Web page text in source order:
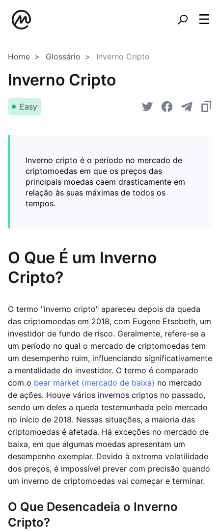
Home Glossário Inverno Cripto
Inverno Cripto
Easy
Inverno cripto é o período no mercado de
criptomoedas em que os preços das
principais moedas caem drasticamente em
relação às suas máximas de todos os
tempos.
O Que É um Inverno
Cripto?
O termo "inverno cripto" apareceu depois da queda
das criptomoedas em 2018, com Eugene Etsebeth, um
investidor de fundo de risco. Geralmente, refere-se a
um período no qual o mercado de criptomoedas tem
um desempenho ruim, influenciando significativamente
a mentalidade do investidor. O termo é comparado
com o bear market (mercado de baixa) no mercado
de ações. Houve vários invernos criptos no passado,
sendo um deles a queda testemunhada pelo mercado
no início de 2018. Nessas situações, a maioria das
criptomoedas é afetada. Há exceções no mercado de
baixa, em que algumas moedas apresentam um
desempenho exemplar. Devido à extrema volatilidade
dos preços, é impossível prever com precisão quando
um inverno de criptomoedas vai começar e terminar.
O Que Desencadeia o Inverno
Cripto?